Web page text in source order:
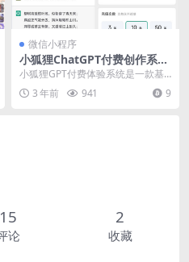
微信小程序
小狐狸ChatGPT付费创作系统
V2.0.4智能问答小程序，修复
一个pc版的bug
小狐狸GPT付费体验系统是一款基
于ThinkPHP框架开发的AI问答小程
序，是基...
3 年前 941 9
15
论
2
收藏